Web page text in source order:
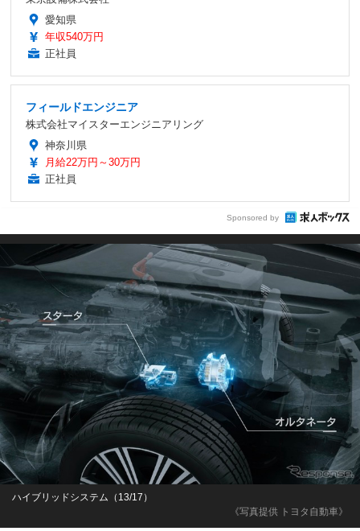
愛知県
年収540万円
正社員
フィールドエンジニア
株式会社マイスターエンジニアリング
神奈川県
月給22万円～30万円
正社員
Sponsored by
《写真提供 トヨタ自動車》
ハイブリッドシステム（13/17）